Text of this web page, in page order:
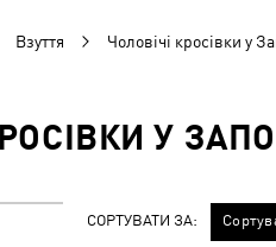
Взуття Чоловічі кросівки у
У
СОРТУВАТИ ЗА: